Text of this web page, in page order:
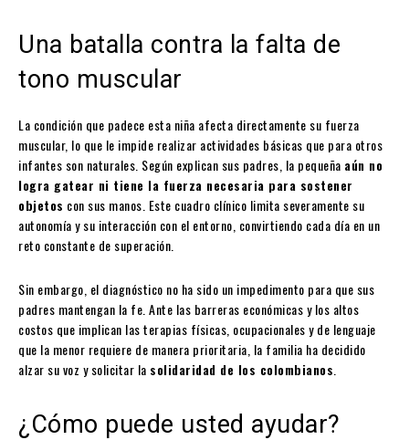
Una batalla contra la falta de
tono muscular
La condición que padece esta niña afecta directamente su fuerza
muscular, lo que le impide realizar actividades básicas que para otros
infantes son naturales. Según explican sus padres, la pequeña aún no
logra gatear ni tiene la fuerza necesaria para sostener
objetos con sus manos. Este cuadro clínico limita severamente su
autonomía y su interacción con el entorno, convirtiendo cada día en un
reto constante de superación.
Sin embargo, el diagnóstico no ha sido un impedimento para que sus
padres mantengan la fe. Ante las barreras económicas y los altos
costos que implican las terapias físicas, ocupacionales y de lenguaje
que la menor requiere de manera prioritaria, la familia ha decidido
alzar su voz y solicitar la solidaridad de los colombianos
¿Cómo puede usted ayudar?